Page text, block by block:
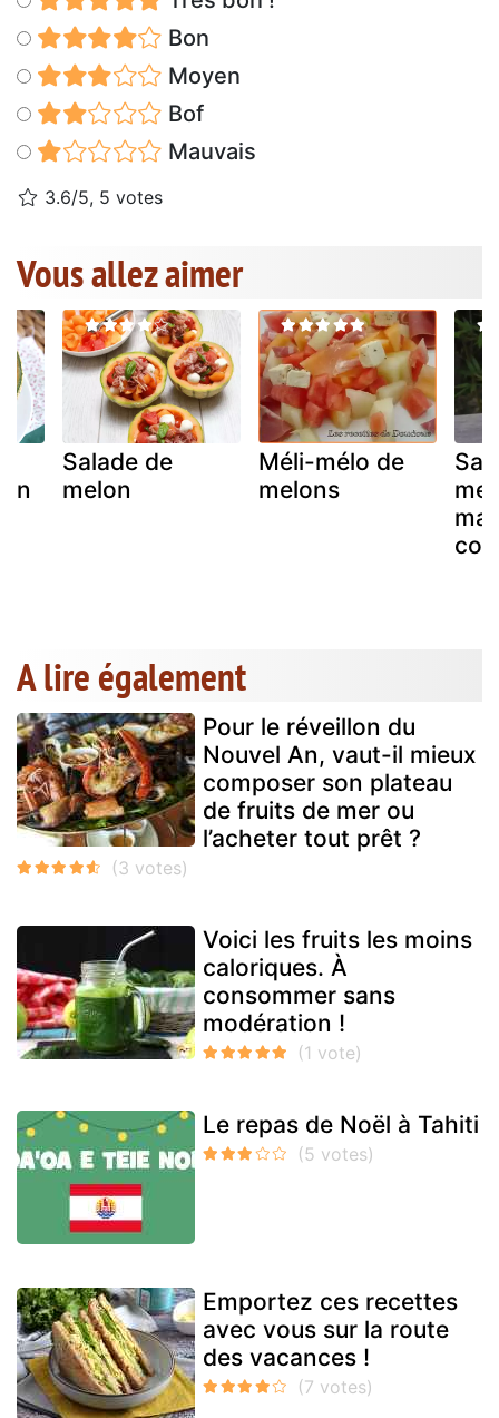
Bon
Moyen
Bof
Mauvais
3.6/5, 5 votes
Vous allez aimer
Salade de
melon
Méli-mélo de
melons
A lire également
Pour le réveillon du
Nouvel An, vaut-il mieux
composer son plateau
de fruits de mer ou
l’acheter tout prêt ?
Voici les fruits les moins
caloriques. À
consommer sans
modération !
Le repas de Noël à Tahiti
Emportez ces recettes
avec vous sur la route
des vacances !